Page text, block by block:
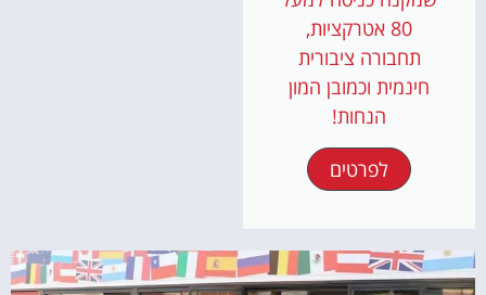
80 אטרקציות,
תחבורה ציבורית
חינמית וכמובן המון
הנחות!
לפרטים